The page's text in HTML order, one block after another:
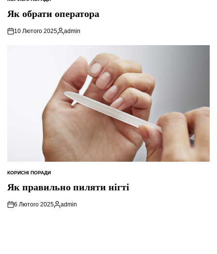
ОПУБЛІКУВАТИ
У
Як обрати оператора
10 Лютого 2025
Опубліковано
admin
ОПУБЛІКУВАТИ
У
КОРИСНІ ПОРАДИ
Як правильно пиляти нігті
6 Лютого 2025
Опубліковано
admin